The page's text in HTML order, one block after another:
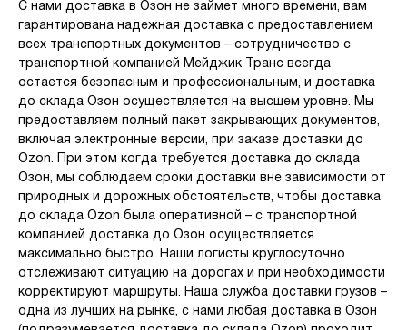
С нами доставка в Озон не займет много времени, вам
гарантирована надежная доставка с предоставлением
всех транспортных документов – сотрудничество с
транспортной компанией Мейджик Транс всегда
остается безопасным и профессиональным, и доставка
до склада Озон осуществляется на высшем уровне. Мы
предоставляем полный пакет закрывающих документов,
включая электронные версии, при заказе доставки до
Ozon. При этом когда требуется доставка до склада
Озон, мы соблюдаем сроки доставки вне зависимости от
природных и дорожных обстоятельств, чтобы доставка
до склада Ozon была оперативной – с транспортной
компанией доставка до Озон осуществляется
максимально быстро. Наши логисты круглосуточно
отслеживают ситуацию на дорогах и при необходимости
корректируют маршруты. Наша служба доставки грузов –
одна из лучших на рынке, с нами любая доставка в Озон